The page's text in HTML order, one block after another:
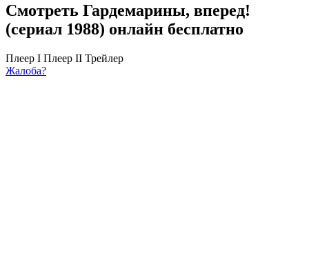
Смотреть Гардемарины, вперед!
(сериал 1988) онлайн бесплатно
Плеер I Плеер II Трейлер
Жалоба?